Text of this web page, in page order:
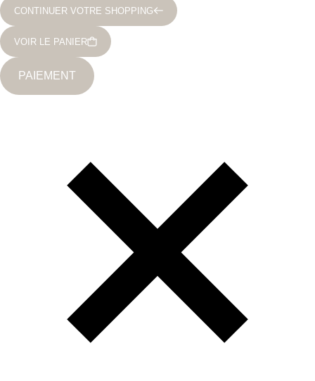
CONTINUER VOTRE SHOPPING
VOIR LE PANIER
PAIEMENT